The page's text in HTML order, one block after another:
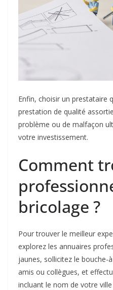
Enfin, choisir un prestataire
prestation de qualité
problème ou de malfaçon
votre investissement.
Comment
bricolage ?
Pour trouver le meilleur
explorez les annuaires
jaunes, sollicitez le bouche-
amis ou collègues, et
incluant le nom de votre